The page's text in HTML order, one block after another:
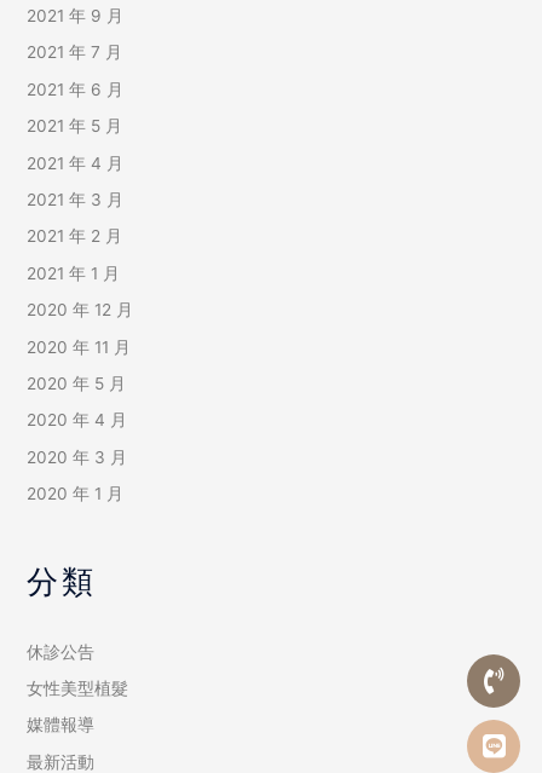
2021 年 9 月
2021 年 7 月
2021 年 6 月
2021 年 5 月
2021 年 4 月
2021 年 3 月
2021 年 2 月
2021 年 1 月
2020 年 12 月
2020 年 11 月
2020 年 5 月
2020 年 4 月
2020 年 3 月
2020 年 1 月
分類
休診公告
女性美型植髮
媒體報導
最新活動